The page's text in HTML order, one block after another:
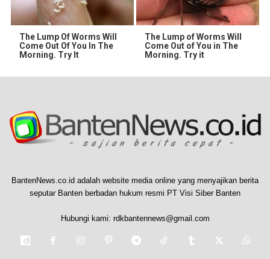
The Lump Of Worms Will
Come Out Of You In The
Morning. Try It
The Lump of Worms Will
Come Out of You in The
Morning. Try it
BantenNews.co.id adalah website media online yang menyajikan berita
seputar Banten berbadan hukum resmi PT Visi Siber Banten
Hubungi kami: rdkbantennews@gmail.com